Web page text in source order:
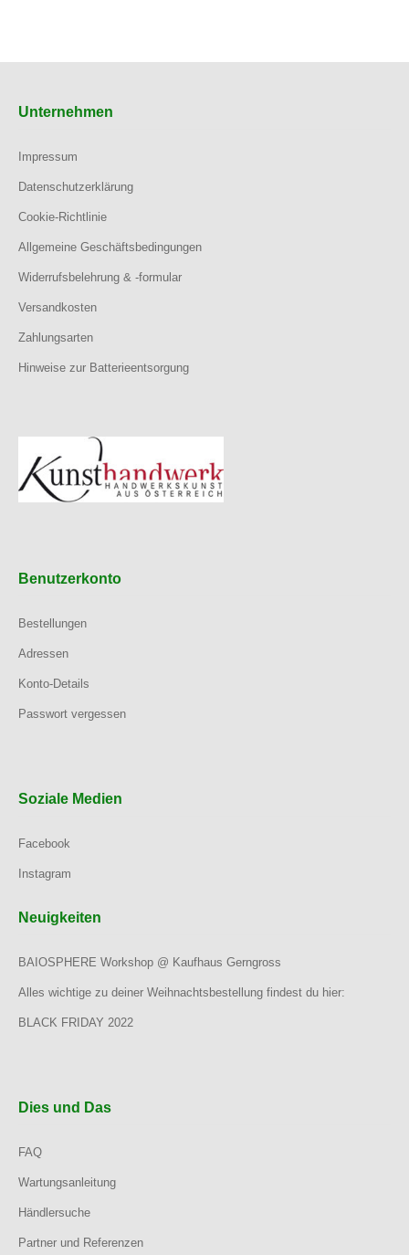
Unternehmen
Impressum
Datenschutzerklärung
Cookie-Richtlinie
Allgemeine Geschäftsbedingungen
Widerrufsbelehrung & -formular
Versandkosten
Zahlungsarten
Hinweise zur Batterieentsorgung
Benutzerkonto
Bestellungen
Adressen
Konto-Details
Passwort vergessen
Soziale Medien
Facebook
Instagram
Neuigkeiten
BAIOSPHERE Workshop @ Kaufhaus Gerngross
Alles wichtige zu deiner Weihnachtsbestellung findest du hier:
BLACK FRIDAY 2022
Dies und Das
FAQ
Wartungsanleitung
Händlersuche
Partner und Referenzen